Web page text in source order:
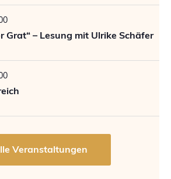
Grat“ – Lesung mit Ulrike Schäfer